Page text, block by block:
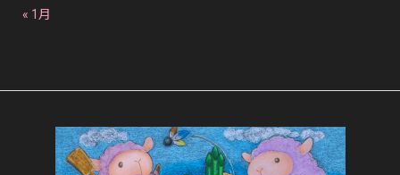
« 1月